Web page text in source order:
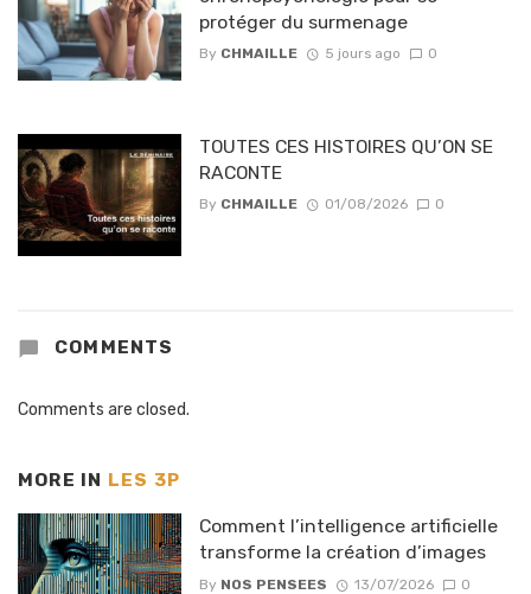
protéger du surmenage
By CHMAILLE 5 jours ago 0
TOUTES CES HISTOIRES QU’ON SE
RACONTE
By CHMAILLE 01/08/2026 0
COMMENTS
Comments are closed.
MORE IN LES 3P
Comment l’intelligence artificielle
transforme la création d’images
By NOS PENSEES 13/07/2026 0